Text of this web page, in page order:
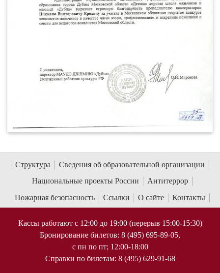
Структура
Сведения об образовательной организации
Национальные проекты России
Антитеррор
Пожарная безопасность
Ссылки О сайте Контакты
Кассы работают с 12:00 до 19:00 (перерыв 15:00-15:30)
Бронирование билетов: 8 (495) 695-89-05,
с пн по пт; 12:00-18:00
Справки по билетам: 8 (495) 629-91-68